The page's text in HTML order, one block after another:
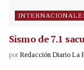
Sismo de 7.1
por Redacción Diario La